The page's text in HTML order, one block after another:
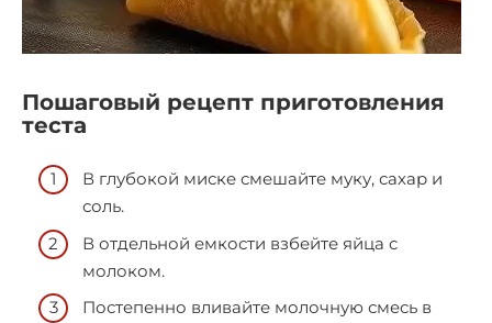
Пошаговый рецепт приготовления
теста
В глубокой миске смешайте муку, сахар и
соль.
В отдельной емкости взбейте яйца с
молоком.
Постепенно вливайте молочную смесь в